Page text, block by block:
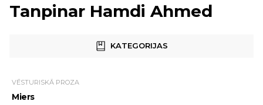
Tanpinar Hamdi Ahmed
KATEGORIJAS
VĒSTURISKĀ PROZA
Miers